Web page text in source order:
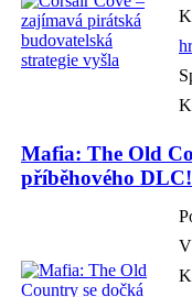
Mafia: The Old
příběhového DLC!